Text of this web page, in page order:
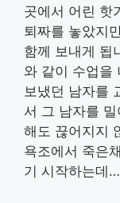
곳에서 어린 핫
퇴짜를 놓았지
함께 보내게 됩
와 같이 수업을
보냈던 남자를
서 그 남자를
해도 끊어지지
욕조에서 죽은
기 시작하는데…